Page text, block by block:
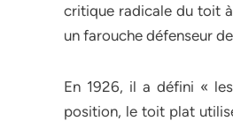
critique radicale du toit
un farouche défenseur
En 1926, il a défini «
position, le toit plat